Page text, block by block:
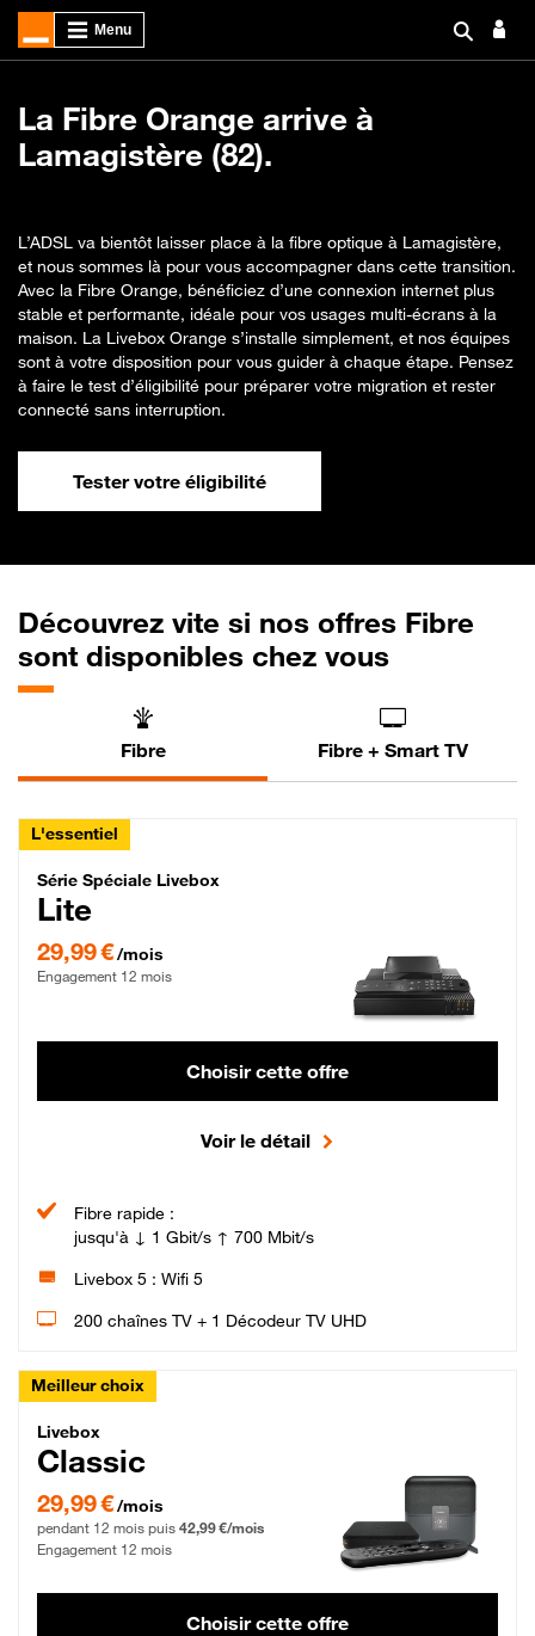
La Fibre Orange arrive à
Lamagistère (82).
L’ADSL va bientôt laisser place à la fibre optique à Lamagistère,
et nous sommes là pour vous accompagner dans cette transition.
Avec la Fibre Orange, bénéficiez d’une connexion internet plus
stable et performante, idéale pour vos usages multi-écrans à la
maison. La Livebox Orange s’installe simplement, et nos équipes
sont à votre disposition pour vous guider à chaque étape. Pensez
à faire le test d’éligibilité pour préparer votre migration et rester
connecté sans interruption.
Tester votre éligibilité
Découvrez vite si nos offres Fibre
sont disponibles chez vous
Fibre Fibre + Smart TV
L'essentiel
Série Spéciale Livebox Lite Fibre
Série Spéciale Livebox
Lite
29,99 €/mois
Engagement 12 mois
Choisir cette offre
Voir le détail
Fibre rapide :
jusqu'à ↓ 1 Gbit/s ↑ 700 Mbit/s
Livebox 5 : Wifi 5
200 chaînes TV + 1 Décodeur TV UHD
Meilleur choix
Livebox Classic Fibre
Livebox
Classic
29,99 € par mois pendant 12 mois puis 42,99 € par mois, Engagement 12 mois
29,99 €/mois
pendant 12 mois puis 42,99 €/mois
Engagement 12 mois
Choisir cette offre